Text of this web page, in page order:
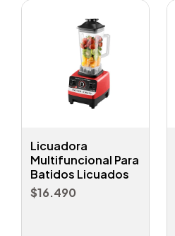
Licuadora
Multifuncional Para
Batidos Licuados
$16.490